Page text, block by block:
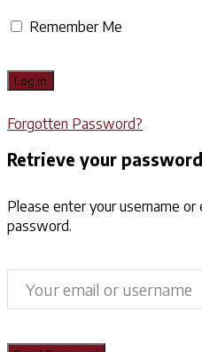
Remember Me
Forgotten Password?
Retrieve your password
Please enter your username
password.